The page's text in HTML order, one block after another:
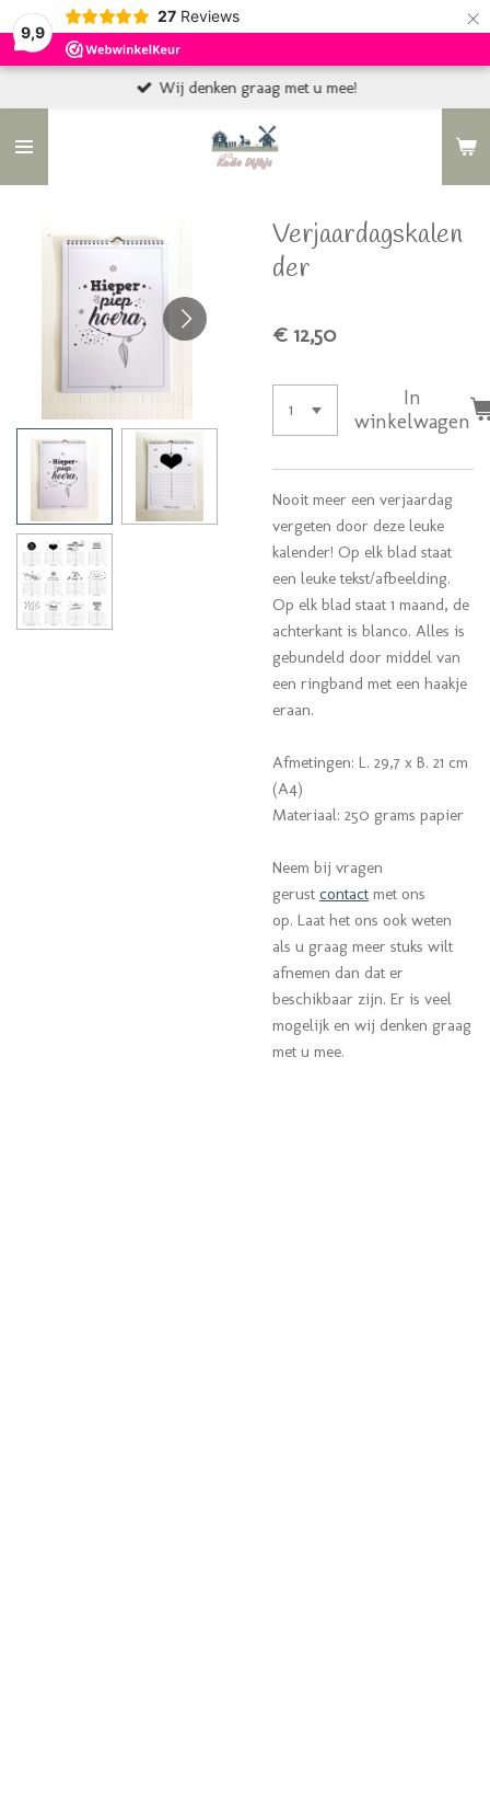
9,9
27 Reviews ×
Wij denken graag met u mee!
Verjaardagskalen
der
€ 12,50
In
winkelwagen
Nooit meer een verjaardag
vergeten door deze leuke
kalender! Op elk blad staat
een leuke tekst/afbeelding.
Op elk blad staat 1 maand, de
achterkant is blanco. Alles is
gebundeld door middel van
een ringband met een haakje
eraan.
Afmetingen: L. 29,7 x B. 21 cm
(A4)
Materiaal: 250 grams papier
Neem bij vragen
gerust contact met ons
op. Laat het ons ook weten
als u graag meer stuks wilt
afnemen dan dat er
beschikbaar zijn. Er is veel
mogelijk en wij denken graag
met u mee.